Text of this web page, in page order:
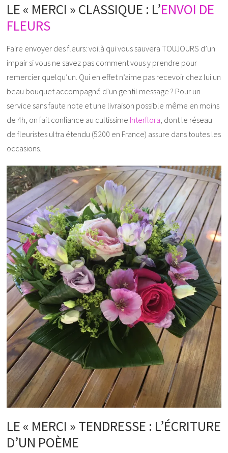
LE « MERCI » CLASSIQUE : L’ENVOI DE
FLEURS
Faire envoyer des fleurs: voilà qui vous sauvera TOUJOURS d’un
impair si vous ne savez pas comment vous y prendre pour
remercier quelqu’un. Qui en effet n’aime pas recevoir chez lui un
beau bouquet accompagné d’un gentil message ? Pour un
service sans faute note et une livraison possible même en moins
de 4h, on fait confiance au cultissime Interflora, dont le réseau
de fleuristes ultra étendu (5200 en France) assure dans toutes les
occasions.
LE « MERCI » TENDRESSE : L’ÉCRITURE
D’UN POÈME